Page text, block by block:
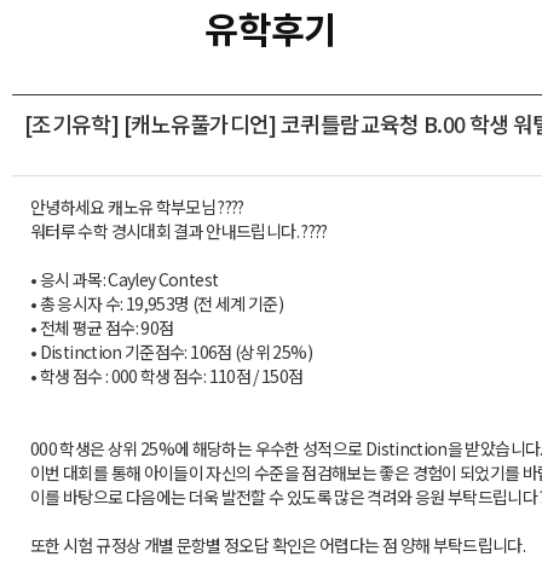
유학후기
[조기유학] [캐노유풀가디언] 코퀴틀람교육청 B.00 학생
안녕하세요 캐노유 학부모님 ????
워터루 수학 경시대회 결과 안내드립니다. ????
• 응시 과목: Cayley Contest
• 총 응시자 수: 19,953명 (전 세계 기준)
• 전체 평균 점수: 90점
• Distinction 기준점수: 106점 (상위 25%)
• 학생 점수 : 000 학생 점수: 110점 / 150점
000 학생은 상위 25%에 해당하는 우수한 성적으로 Distinction을 받았습니다
이번 대회를 통해 아이들이 자신의 수준을 점검해보는 좋은 경험이 되었기를
이를 바탕으로 다음에는 더욱 발전할 수 있도록 많은 격려와 응원 부탁드립니다
또한 시험 규정상 개별 문항별 정오답 확인은 어렵다는 점 양해 부탁드립니다.